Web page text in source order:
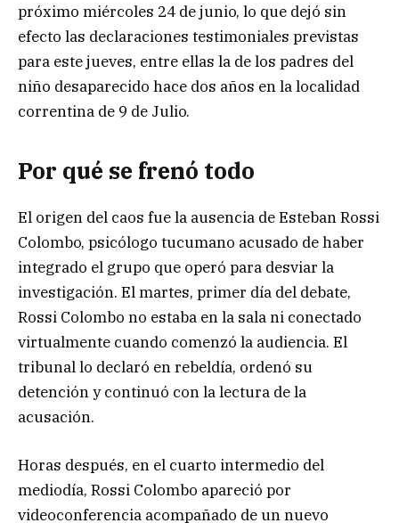
próximo miércoles 24 de junio, lo que dejó sin
efecto las declaraciones testimoniales previstas
para este jueves, entre ellas la de los padres del
niño desaparecido hace dos años en la localidad
correntina de 9 de Julio.
Por qué se frenó todo
El origen del caos fue la ausencia de Esteban Rossi
Colombo, psicólogo tucumano acusado de haber
integrado el grupo que operó para desviar la
investigación. El martes, primer día del debate,
Rossi Colombo no estaba en la sala ni conectado
virtualmente cuando comenzó la audiencia. El
tribunal lo declaró en rebeldía, ordenó su
detención y continuó con la lectura de la
acusación.
Horas después, en el cuarto intermedio del
mediodía, Rossi Colombo apareció por
videoconferencia acompañado de un nuevo